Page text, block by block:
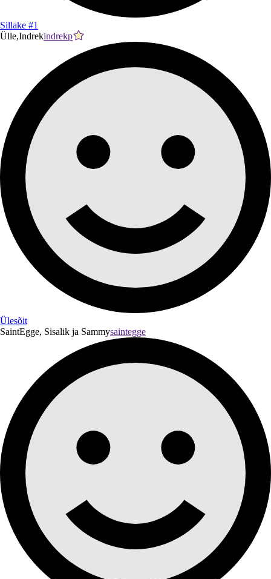
Sillake #1
Ülle,Indrekindrekp
Ülesõit
SaintEgge, Sisalik ja Sammysaintegge